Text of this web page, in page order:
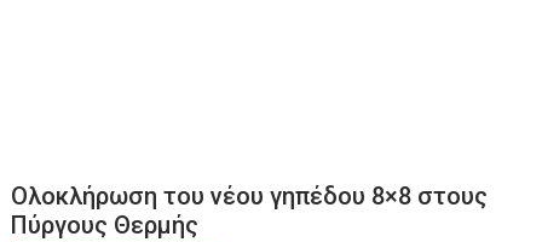
Ολοκλήρωση του νέου γηπέδου 8×8 στους
Πύργους Θερμής